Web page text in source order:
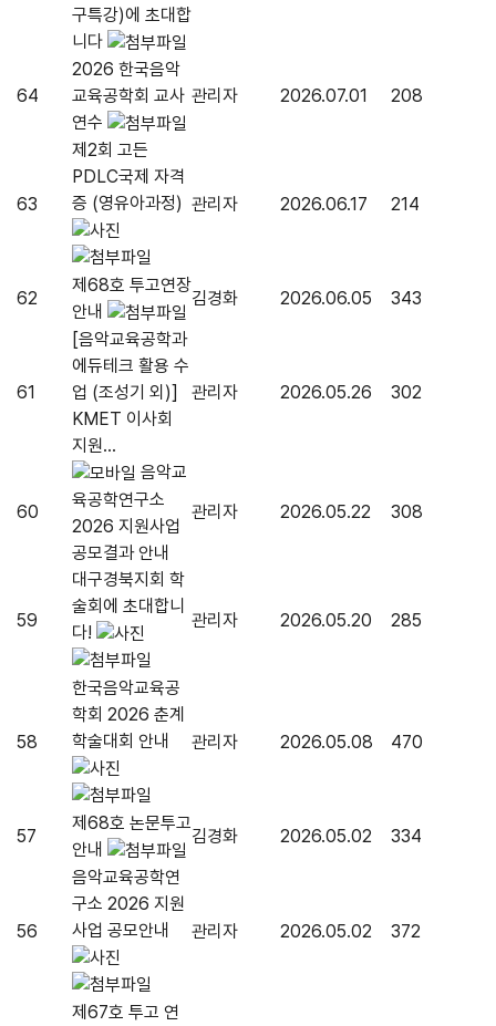
구특강)에 초대합
니다
64
2026 한국음악
교육공학회 교사
연수
관리자 2026.07.01 208
63
제2회 고든
PDLC국제 자격
증 (영유아과정) 관리자 2026.06.17 214
62
제68호 투고연장
안내
김경화 2026.06.05 343
61
[음악교육공학과
에듀테크 활용 수
업 (조성기 외)]
KMET 이사회
지원...
관리자 2026.05.26 302
60
음악교
육공학연구소
2026 지원사업
공모결과 안내
관리자 2026.05.22 308
59
대구경북지회 학
술회에 초대합니
다!
관리자 2026.05.20 285
58
한국음악교육공
학회 2026 춘계
학술대회 안내
관리자 2026.05.08 470
57
제68호 논문투고
안내
김경화 2026.05.02 334
56
음악교육공학연
구소 2026 지원
사업 공모안내
관리자 2026.05.02 372
제67호 투고 연